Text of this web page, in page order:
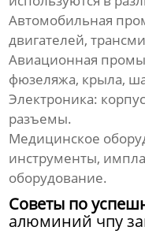
Автомобильная
двигателей,
Авиационная
фюзеляжа, крыла,
Электроника:
разъемы.
Медицинское
инструменты,
оборудование.
Советы по
алюминий чпу